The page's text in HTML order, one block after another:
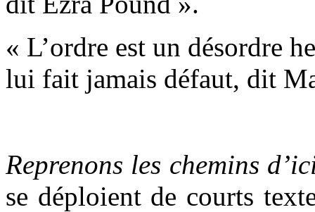
« L’ordre est un désordre
lui fait jamais défaut, dit
Reprenons les chemins
se déploient de courts